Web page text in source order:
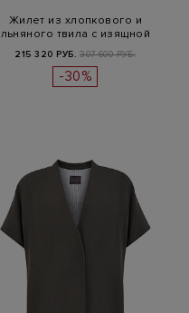
Жилет из хлопкового и
льняного твила с изящной
цепочко…
215 320 РУБ. 307 600 РУБ.
-30%